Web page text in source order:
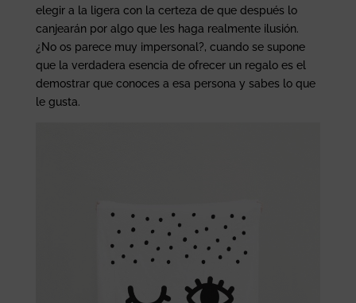
elegir a la ligera con la certeza de que después lo
canjearán por algo que les haga realmente ilusión.
¿No os parece muy impersonal?, cuando se supone
que la verdadera esencia de ofrecer un regalo es el
demostrar que conoces a esa persona y sabes lo que
le gusta.